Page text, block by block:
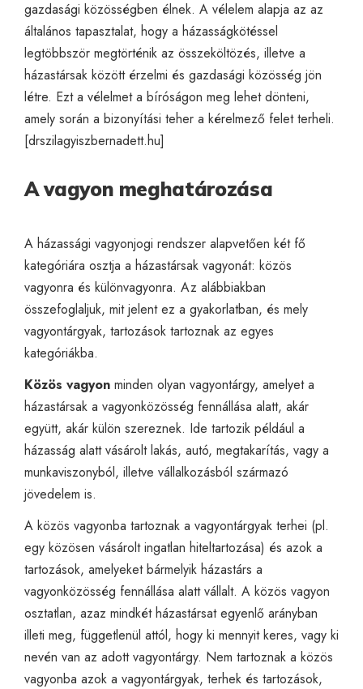
gazdasági közösségben élnek. A vélelem alapja az az
általános tapasztalat, hogy a házasságkötéssel
legtöbbször megtörténik az összeköltözés, illetve a
házastársak között érzelmi és gazdasági közösség jön
létre. Ezt a vélelmet a bíróságon meg lehet dönteni,
amely során a bizonyítási teher a kérelmező felet terheli.
[drszilagyiszbernadett.hu]
A vagyon meghatározása
A házassági vagyonjogi rendszer alapvetően két fő
kategóriára osztja a házastársak vagyonát: közös
vagyonra és különvagyonra. Az alábbiakban
összefoglaljuk, mit jelent ez a gyakorlatban, és mely
vagyontárgyak, tartozások tartoznak az egyes
kategóriákba.
Közös vagyon minden olyan vagyontárgy, amelyet a
házastársak a vagyonközösség fennállása alatt, akár
együtt, akár külön szereznek. Ide tartozik például a
házasság alatt vásárolt lakás, autó, megtakarítás, vagy a
munkaviszonyból, illetve vállalkozásból származó
jövedelem is.
A közös vagyonba tartoznak a vagyontárgyak terhei (pl.
egy közösen vásárolt ingatlan hiteltartozása) és azok a
tartozások, amelyeket bármelyik házastárs a
vagyonközösség fennállása alatt vállalt. A közös vagyon
osztatlan, azaz mindkét házastársat egyenlő arányban
illeti meg, függetlenül attól, hogy ki mennyit keres, vagy ki
nevén van az adott vagyontárgy. Nem tartoznak a közös
vagyonba azok a vagyontárgyak, terhek és tartozások,